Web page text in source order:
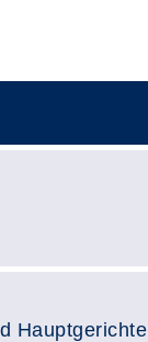
Hauptgerichte